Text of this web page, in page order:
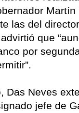
Martín
las del
que
por
Das Neves
jefe de